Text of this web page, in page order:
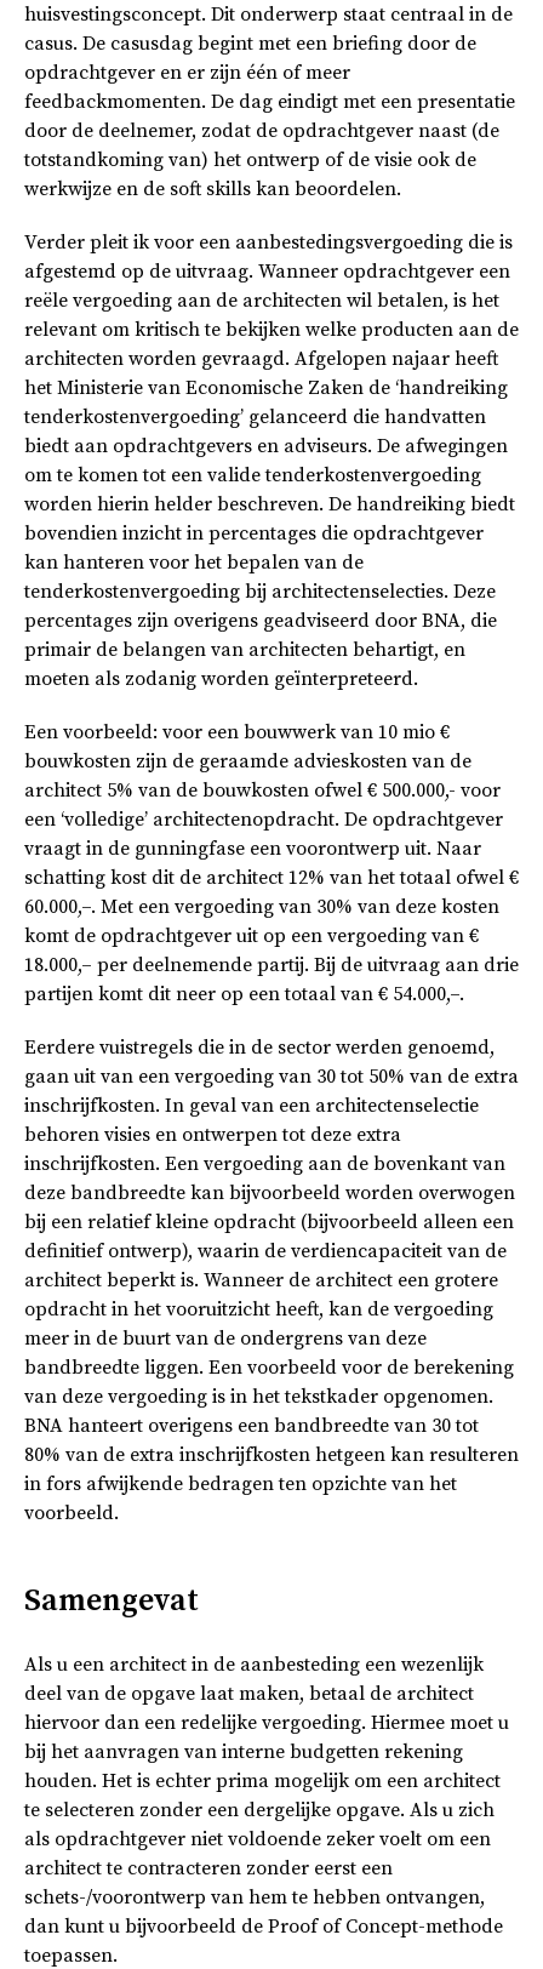
huisvestingsconcept. Dit onderwerp staat centraal in de
casus. De casusdag begint met een briefing door de
opdrachtgever en er zijn één of meer
feedbackmomenten. De dag eindigt met een presentatie
door de deelnemer, zodat de opdrachtgever naast (de
totstandkoming van) het ontwerp of de visie ook de
werkwijze en de soft skills kan beoordelen.
Verder pleit ik voor een aanbestedingsvergoeding die is
afgestemd op de uitvraag. Wanneer opdrachtgever een
reële vergoeding aan de architecten wil betalen, is het
relevant om kritisch te bekijken welke producten aan de
architecten worden gevraagd. Afgelopen najaar heeft
het Ministerie van Economische Zaken de ‘handreiking
tenderkostenvergoeding’ gelanceerd die handvatten
biedt aan opdrachtgevers en adviseurs. De afwegingen
om te komen tot een valide tenderkostenvergoeding
worden hierin helder beschreven. De handreiking biedt
bovendien inzicht in percentages die opdrachtgever
kan hanteren voor het bepalen van de
tenderkostenvergoeding bij architectenselecties. Deze
percentages zijn overigens geadviseerd door BNA, die
primair de belangen van architecten behartigt, en
moeten als zodanig worden geïnterpreteerd.
Een voorbeeld: voor een bouwwerk van 10 mio €
bouwkosten zijn de geraamde advieskosten van de
architect 5% van de bouwkosten ofwel € 500.000,- voor
een ‘volledige’ architectenopdracht. De opdrachtgever
vraagt in de gunningfase een voorontwerp uit. Naar
schatting kost dit de architect 12% van het totaal ofwel €
60.000,–. Met een vergoeding van 30% van deze kosten
komt de opdrachtgever uit op een vergoeding van €
18.000,– per deelnemende partij. Bij de uitvraag aan drie
partijen komt dit neer op een totaal van € 54.000,–.
Eerdere vuistregels die in de sector werden genoemd,
gaan uit van een vergoeding van 30 tot 50% van de extra
inschrijfkosten. In geval van een architectenselectie
behoren visies en ontwerpen tot deze extra
inschrijfkosten. Een vergoeding aan de bovenkant van
deze bandbreedte kan bijvoorbeeld worden overwogen
bij een relatief kleine opdracht (bijvoorbeeld alleen een
definitief ontwerp), waarin de verdiencapaciteit van de
architect beperkt is. Wanneer de architect een grotere
opdracht in het vooruitzicht heeft, kan de vergoeding
meer in de buurt van de ondergrens van deze
bandbreedte liggen. Een voorbeeld voor de berekening
van deze vergoeding is in het tekstkader opgenomen.
BNA hanteert overigens een bandbreedte van 30 tot
80% van de extra inschrijfkosten hetgeen kan resulteren
in fors afwijkende bedragen ten opzichte van het
voorbeeld.
Samengevat
Als u een architect in de aanbesteding een wezenlijk
deel van de opgave laat maken, betaal de architect
hiervoor dan een redelijke vergoeding. Hiermee moet u
bij het aanvragen van interne budgetten rekening
houden. Het is echter prima mogelijk om een architect
te selecteren zonder een dergelijke opgave. Als u zich
als opdrachtgever niet voldoende zeker voelt om een
architect te contracteren zonder eerst een
schets-/voorontwerp van hem te hebben ontvangen,
dan kunt u bijvoorbeeld de Proof of Concept-methode
toepassen.